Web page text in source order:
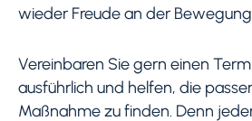
wieder Freude an der Bewegung
Vereinbaren Sie gern einen
ausführlich und helfen, die
Maßnahme zu finden. Denn